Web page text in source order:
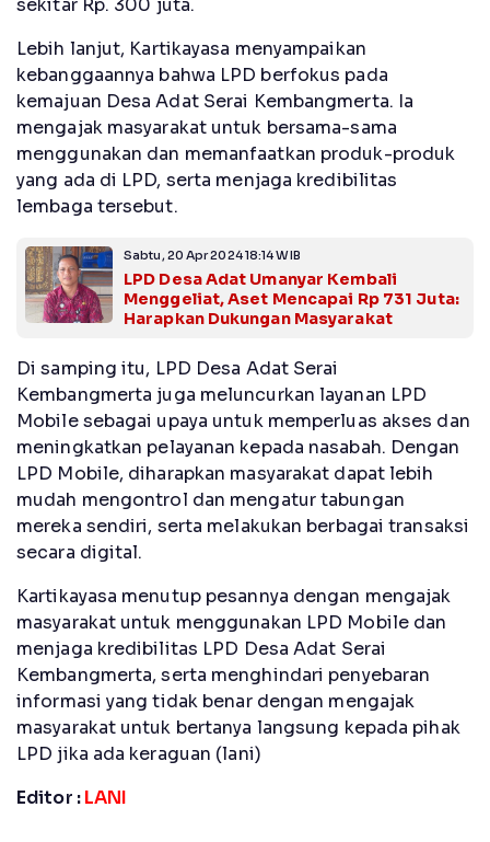
sekitar Rp. 300 juta.
Lebih lanjut, Kartikayasa menyampaikan
kebanggaannya bahwa LPD berfokus pada
kemajuan Desa Adat Serai Kembangmerta. Ia
mengajak masyarakat untuk bersama-sama
menggunakan dan memanfaatkan produk-produk
yang ada di LPD, serta menjaga kredibilitas
lembaga tersebut.
Sabtu, 20 Apr 2024 18:14 WIB
LPD Desa Adat Umanyar Kembali
Menggeliat, Aset Mencapai Rp 731 Juta:
Harapkan Dukungan Masyarakat
Di samping itu, LPD Desa Adat Serai
Kembangmerta juga meluncurkan layanan LPD
Mobile sebagai upaya untuk memperluas akses dan
meningkatkan pelayanan kepada nasabah. Dengan
LPD Mobile, diharapkan masyarakat dapat lebih
mudah mengontrol dan mengatur tabungan
mereka sendiri, serta melakukan berbagai transaksi
secara digital.
Kartikayasa menutup pesannya dengan mengajak
masyarakat untuk menggunakan LPD Mobile dan
menjaga kredibilitas LPD Desa Adat Serai
Kembangmerta, serta menghindari penyebaran
informasi yang tidak benar dengan mengajak
masyarakat untuk bertanya langsung kepada pihak
LPD jika ada keraguan (lani)
Editor :LANI